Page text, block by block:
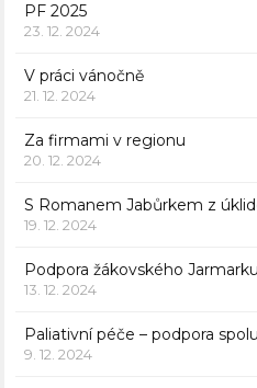
PF 2025
23. 12. 2024
V práci vánočně
21. 12. 2024
Za firmami v regionu
20. 12. 2024
S Romanem Jabůrkem z
19. 12. 2024
Podpora žákovského
13. 12. 2024
Paliativní péče – podpora
9. 12. 2024